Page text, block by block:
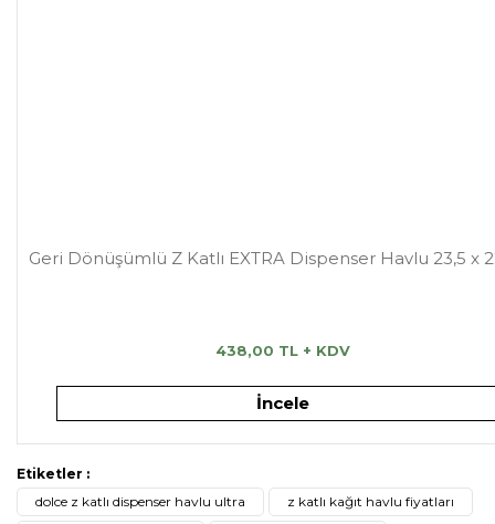
Geri Dönüşümlü Z Katlı EXTRA Dispenser Havlu 23,5 x
438,00 TL + KDV
İncele
Etiketler :
dolce z katlı dispenser havlu ultra
z katlı kağıt havlu fiyatları